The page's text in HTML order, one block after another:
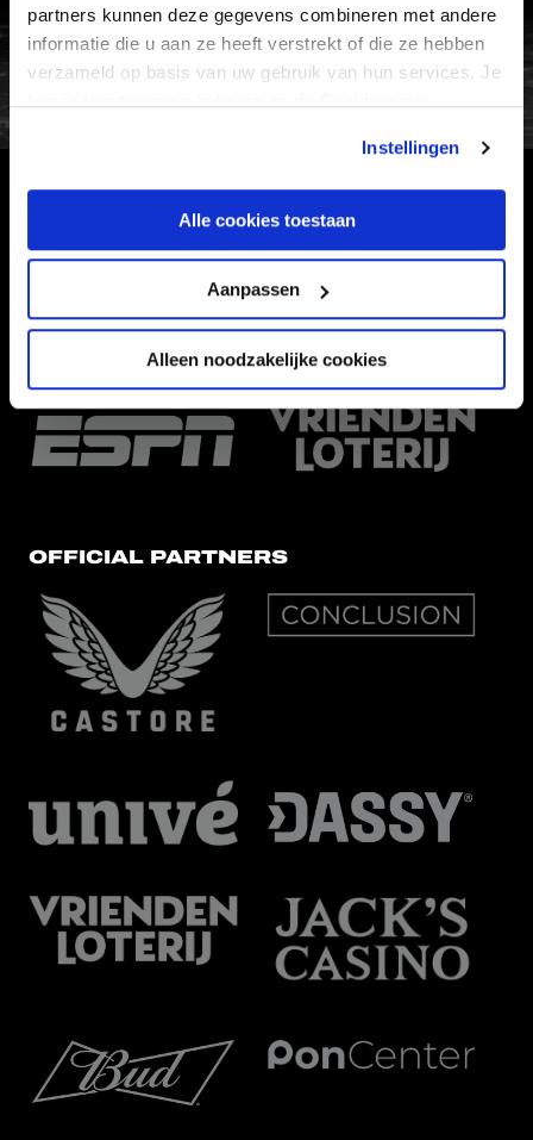
partners kunnen deze gegevens combineren met andere
informatie die u aan ze heeft verstrekt of die ze hebben
verzameld op basis van uw gebruik van hun services. Je
Instellingen
Alle cookies toestaan
Aanpassen
Alleen noodzakelijke cookies
FC Utrecht<br>vanuit<br>het
HOOFDSPONSOR
EREDIVISIEPARTNERS
OFFICIAL PARTNERS